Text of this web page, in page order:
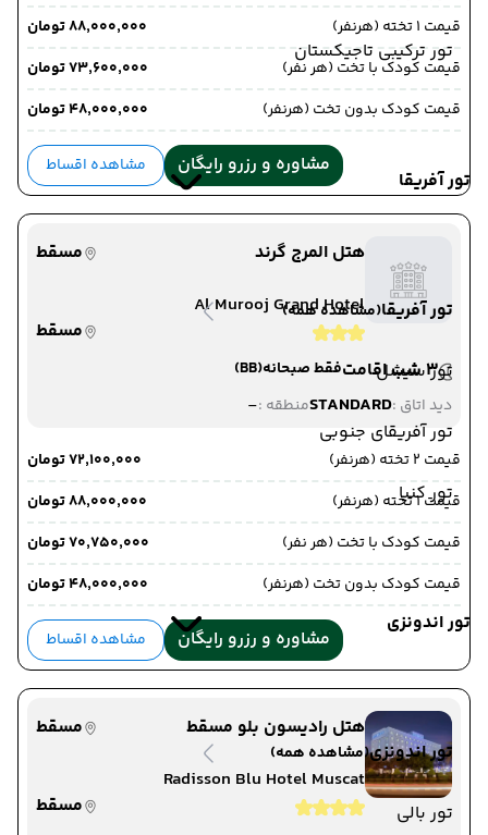
تور ترکیبی تاجیکستان
تور آفریقا
تور آفریقا(مشاهده همه)
تور سیشل
تور آفریقای جنوبی
تور کنیا
تور اندونزی
تور اندونزی(مشاهده همه)
تور بالی
قیمت 1 تخته (هرنفر)
۸۸٬۰۰۰٬۰۰۰ تومان
قیمت کودک با تخت (هر نفر)
۷۳٬۶۰۰٬۰۰۰ تومان
قیمت کودک بدون تخت (هرنفر)
۴۸٬۰۰۰٬۰۰۰ تومان
مشاوره و رزرو رایگان مشاهده اقساط
هتل المرج گرند
مسقط
Al Murooj Grand Hotel
مسقط
3 شب اقامت
فقط صبحانه(BB)
دید اتاق :STANDARDمنطقه :-
قیمت 2 تخته (هرنفر)
۷۲٬۱۰۰٬۰۰۰ تومان
قیمت 1 تخته (هرنفر)
۸۸٬۰۰۰٬۰۰۰ تومان
قیمت کودک با تخت (هر نفر)
۷۰٬۷۵۰٬۰۰۰ تومان
قیمت کودک بدون تخت (هرنفر)
۴۸٬۰۰۰٬۰۰۰ تومان
مشاوره و رزرو رایگان مشاهده اقساط
هتل رادیسون بلو مسقط
مسقط
Radisson Blu Hotel Muscat
مسقط